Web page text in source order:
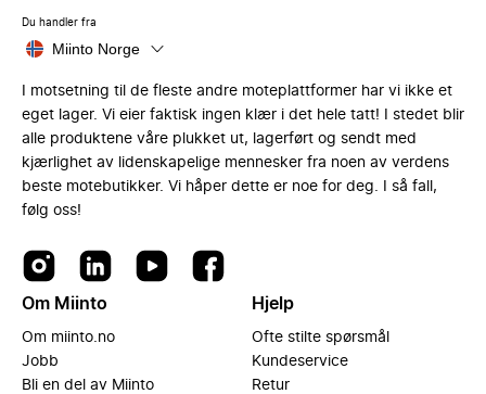
Du handler fra
Miinto Norge
I motsetning til de fleste andre moteplattformer har vi ikke et
eget lager. Vi eier faktisk ingen klær i det hele tatt! I stedet blir
alle produktene våre plukket ut, lagerført og sendt med
kjærlighet av lidenskapelige mennesker fra noen av verdens
beste motebutikker. Vi håper dette er noe for deg. I så fall,
følg oss!
Om Miinto
Om miinto.no
Jobb
Bli en del av Miinto
Hjelp
Ofte stilte spørsmål
Kundeservice
Retur